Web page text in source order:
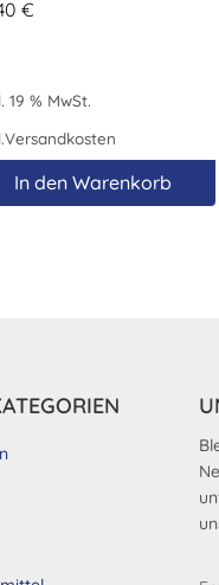
€
19 % MwSt.
Versandkosten
In den Warenkorb